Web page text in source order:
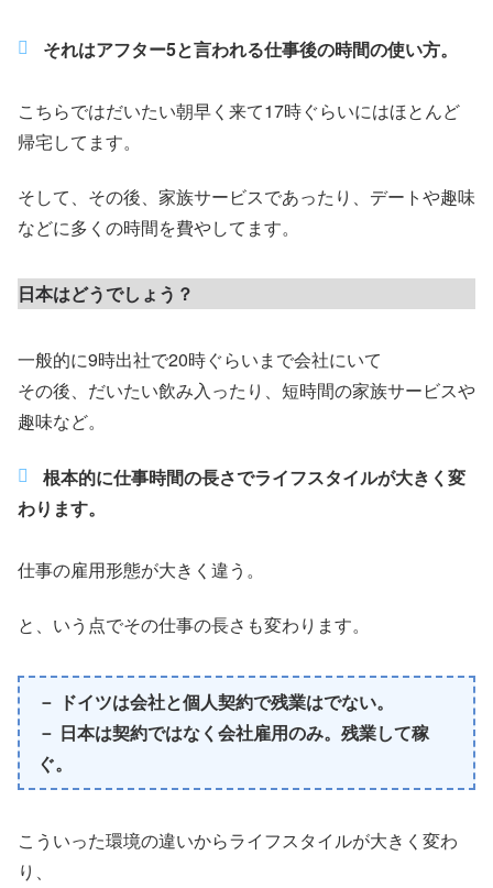
それはアフター5と言われる仕事後の時間の使い方。
こちらではだいたい朝早く来て17時ぐらいにはほとんど
帰宅してます。
そして、その後、家族サービスであったり、デートや趣味
などに多くの時間を費やしてます。
日本はどうでしょう？
一般的に9時出社で20時ぐらいまで会社にいて
その後、だいたい飲み入ったり、短時間の家族サービスや
趣味など。
根本的に仕事時間の長さでライフスタイルが大きく変
わります。
仕事の雇用形態が大きく違う。
と、いう点でその仕事の長さも変わります。
－ ドイツは会社と個人契約で残業はでない。
－ 日本は契約ではなく会社雇用のみ。残業して稼
ぐ。
こういった環境の違いからライフスタイルが大きく変わ
り、